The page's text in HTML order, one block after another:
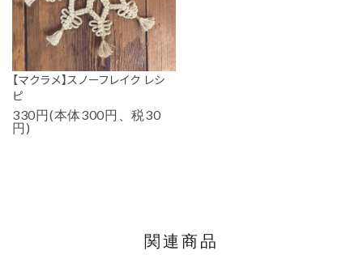
【マクラメ】スノーフレイク レシ
ピ
330円(本体300円、税30
円)
関連商品